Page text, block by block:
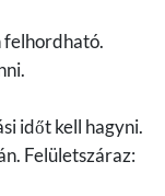
felhordható.
időt kell hagyni.
Felületszáraz: